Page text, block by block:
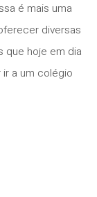
é mais uma
diversas
que hoje em dia
a um colégio